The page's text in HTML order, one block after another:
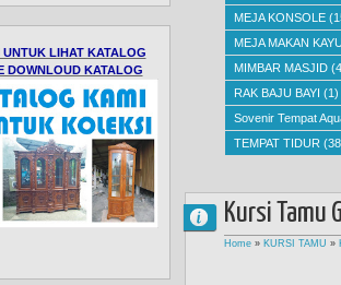
MEJA KONSOLE
MEJA MAKAN
MIMBAR MASJID
RAK BAJU BAYI (1)
Sovenir Tempat
TEMPAT TIDUR
Kursi Tamu
Home » KURSI TAMU »
LIHAT KATALOG
DOWNLOUD KATALOG